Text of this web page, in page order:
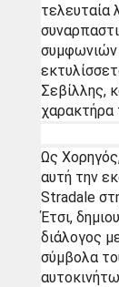
τελευταία
συμφωνιών
Σεβίλλης,
χαρακτήρα
Ως
αυτή την
Stradale
Έτσι,
διάλογος
σύμβολα